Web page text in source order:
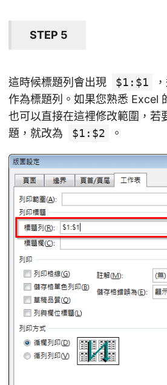
STEP 5
這時候標題列會出現 $1:$1
作為標題列。如果您熟悉 Excel
也可以直接在這裡修改範圍，若
題，就改為
$1:$2 。